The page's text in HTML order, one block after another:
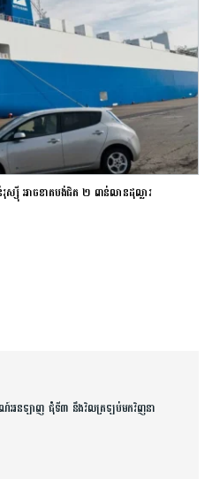
ស្ស៊ី អាចខាតបង់ជិត ២ ពាន់លានដុល្លារ
រណ៍អនឡាញ ជុំទី៣ នឹងវិលត្រឡប់មកវិញនា